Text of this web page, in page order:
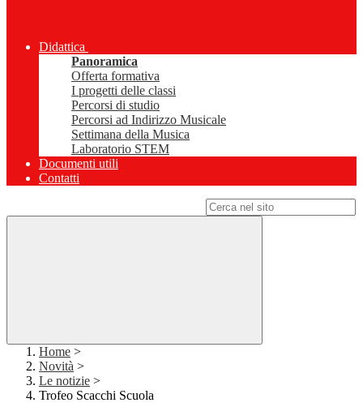
Didattica
Panoramica
Offerta formativa
I progetti delle classi
Percorsi di studio
Percorsi ad Indirizzo Musicale
Settimana della Musica
Laboratorio STEM
Documenti utili
Contatti
Home >
Novità >
Le notizie >
Trofeo Scacchi Scuola